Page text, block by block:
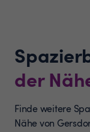
der
Finde weitere
Nähe von